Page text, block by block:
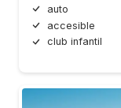
auto
accesible
club infantil